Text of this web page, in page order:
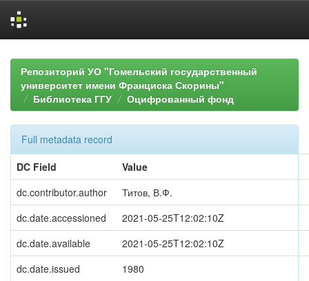
navigationРепозиторий УО "Гомельский государственный
университет имени Франциска Скорины"
Библиотека ГГУ
Оцифрованный фонд
Full metadata record
DC Field
Value
dc.contributor.author
Титов, В.Ф.
dc.date.accessioned
2021-05-25T12:02:10Z
dc.date.available
2021-05-25T12:02:10Z
dc.date.issued
1980